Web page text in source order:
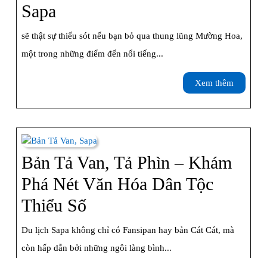
Trấn
Tuyệt
Sapa
Lũng
Mường
Tác
Ruộng
Bậc
Thang
Sapa
sẽ thật sự thiếu sót nếu bạn bỏ qua thung lũng Mường Hoa,
một trong những điểm đến nổi tiếng...
Xem thêm
thêm
Bản Tả Van, Tả Phìn – Khám
Phá Nét Văn Hóa Dân Tộc
Thiểu SốBản
Tả
Van,
Du lịch Sapa không chỉ có Fansipan hay bản Cát Cát, mà
còn hấp dẫn bởi những ngôi làng bình...